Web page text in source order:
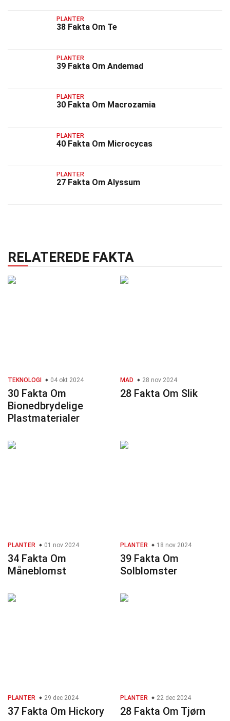
PLANTER
38 Fakta Om Te
PLANTER
39 Fakta Om Andemad
PLANTER
30 Fakta Om Macrozamia
PLANTER
40 Fakta Om Microcycas
PLANTER
27 Fakta Om Alyssum
RELATEREDE FAKTA
TEKNOLOGI 04 okt 2024
30 Fakta Om
Bionedbrydelige
Plastmaterialer
MAD 28 nov 2024
28 Fakta Om Slik
PLANTER 01 nov 2024
34 Fakta Om
Måneblomst
PLANTER 18 nov 2024
39 Fakta Om
Solblomster
PLANTER 29 dec 2024
37 Fakta Om Hickory
PLANTER 22 dec 2024
28 Fakta Om Tjørn